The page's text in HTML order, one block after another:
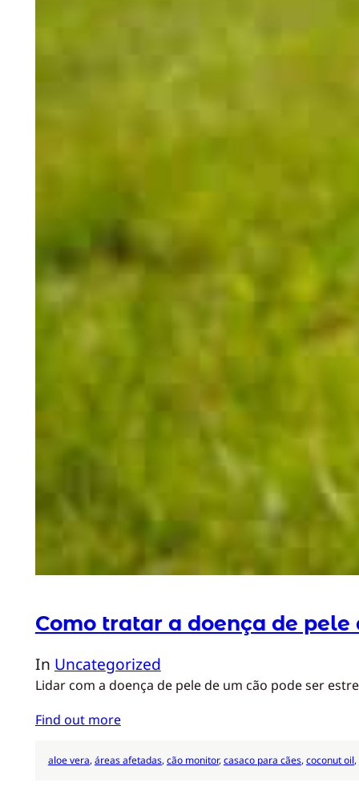
Como tratar a doença de pele
In Uncategorized
Lidar com a doença de pele de um cão pode ser
Find out more
aloe vera, áreas afetadas, cão monitor, casaco para cães, coconut oil,